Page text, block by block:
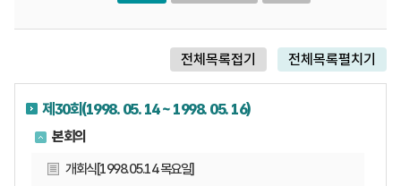
제30회(1998. 05. 14 ~ 1998. 05. 16)
전체목록접기 전체목록펼치기
본회의
개회식[1998.05.14 목요일]